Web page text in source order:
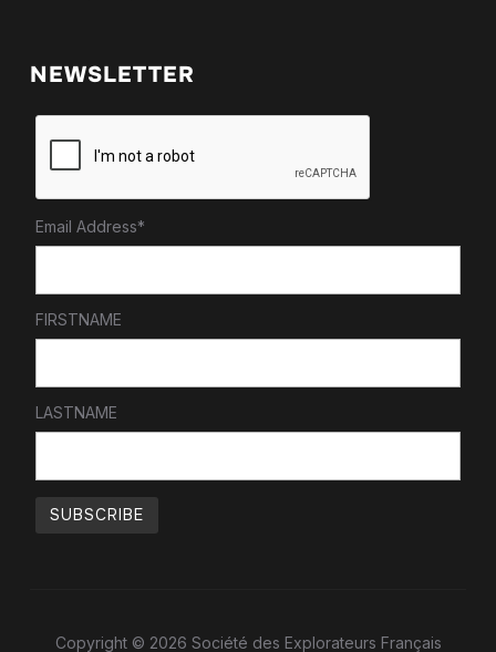
NEWSLETTER
Email Address*
FIRSTNAME
LASTNAME
Copyright © 2026 Société des Explorateurs Français